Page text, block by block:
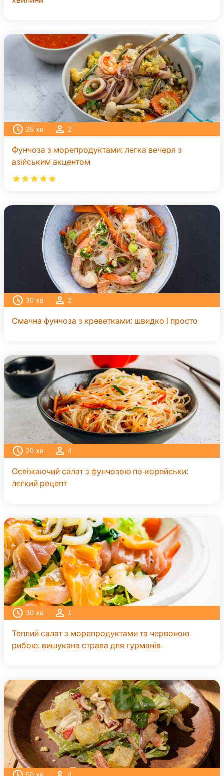
25 хв 2
Фунчоза з морепродуктами: легка вечеря з
азійським акцентом
30 хв 2
Смачна фунчоза з креветками: швидко і просто
20 хв 4
Освіжаючий салат з фунчозою по-корейськи:
легкий рецепт
30 хв 1
Теплий салат з морепродуктами та червоною
рибою: вишукана страва для гурманів